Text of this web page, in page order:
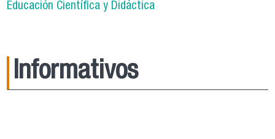
Educación Científica y Didáctica
Informativos